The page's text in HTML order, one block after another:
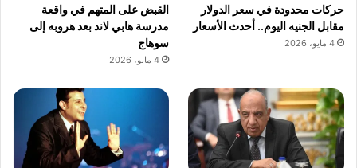
حركات محدودة في سعر الدولار
مقابل الجنيه اليوم.. أحدث الأسعار
4 مايو، 2026
القبض على المتهم في واقعة
مدرسة هابي لاند بعد هروبه إلى
سوهاج
4 مايو، 2026